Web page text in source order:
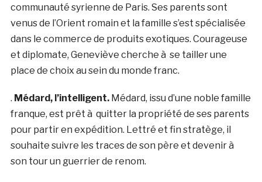
communauté syrienne de Paris. Ses parents sont
venus de l’Orient romain et la famille s’est spécialisée
dans le commerce de produits exotiques. Courageuse
et diplomate, Geneviève cherche à se tailler une
place de choix au sein du monde franc.
. Médard, l’intelligent.Médard, issu d’une noble famille
franque, est prêt à quitter la propriété de ses parents
pour partir en expédition. Lettré et fin stratège, il
souhaite suivre les traces de son père et devenir à
son tour un guerrier de renom.